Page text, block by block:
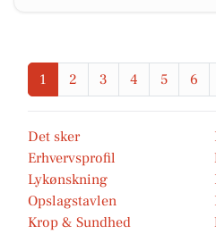
1 2 3 4 5 6
Det sker
Erhvervsprofil
Lykønskning
Opslagstavlen
Krop & Sundhed